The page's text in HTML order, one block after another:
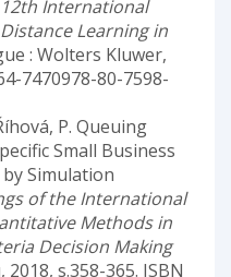
12th International
Learning in
: Wolters Kluwer,
7470978-80-7598-
P. Queuing
Small Business
Simulation
of the International
Methods in
Decision Making
s.358-365. ISBN